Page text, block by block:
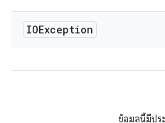
IOException
ข้อมูลนี้มีปร